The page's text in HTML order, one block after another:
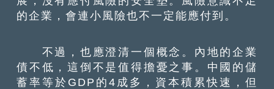
的企業，會連小風險也不一定能應付到。
不過，也應澄清一個概念。內地的企業
債不低，這倒不是值得擔憂之事。中國的儲
蓄率等於GDP的4成多，資本積累快速，但